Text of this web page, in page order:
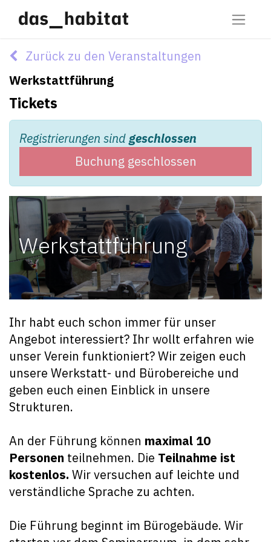
Zurück zu den Veranstaltungen
Werkstattführung
Tickets
Registrierungen sindgeschlossen
Buchung geschlossen
Werkstattführung
Ihr habt euch schon immer für unser
Angebot interessiert? Ihr wollt erfahren wie
unser Verein funktioniert? Wir zeigen euch
unsere Werkstatt- und Bürobereiche und
geben euch einen Einblick in unsere
Strukturen.
An der Führung können maximal 10
Personen teilnehmen. Die Teilnahme ist
kostenlos. Wir versuchen auf leichte und
verständliche Sprache zu achten.
Die Führung beginnt im Bürogebäude. Wir